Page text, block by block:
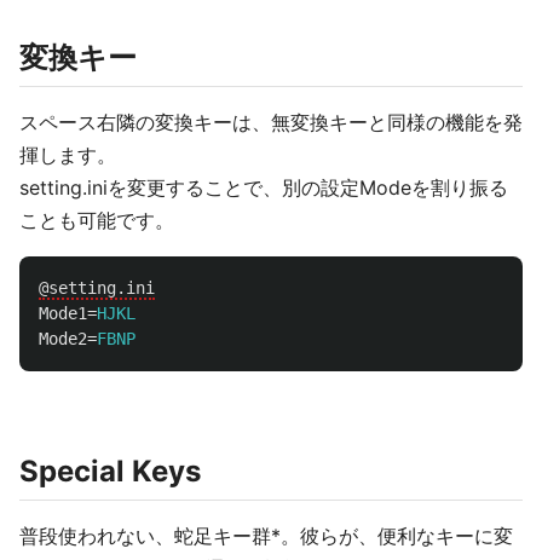
変換キー
スペース右隣の変換キーは、無変換キーと同様の機能を発
揮します。
setting.iniを変更することで、別の設定Modeを割り振る
ことも可能です。
@setting.ini
Mode1=HJKL
Mode2=FBNP
Special Keys
普段使われない、蛇足キー群*。彼らが、便利なキーに変